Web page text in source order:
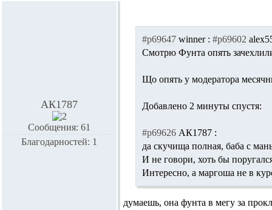
АК1787
Сообщения: 61
Благодарностей: 1
#p69647 winner : #p69602
Смотрю Фунта опять
Що опять у модератора
Добавлено 2 минуты спустя:
#p69626 АК1787 :
да скучища полная, баба с
И не говори, хоть бы
Интересно, а маргоша не в
думаешь, она фунта в мегу за